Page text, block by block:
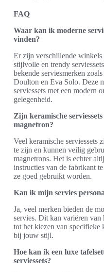
FAQ
Waar kan ik moderne
vinden?
Er zijn verschillende
stijlvolle en trendy
bekende serviesmerken
Doulton en Eva Solo. Deze
serviessets met een modern
gelegenheid.
Zijn keramische
magnetron?
Veel keramische serviessets
te zijn en kunnen veilig
magnetrons. Het is echter
instructies van de fabrikant
ze goed gebruikt worden.
Kan ik mijn servies
Ja, veel merken bieden de
servies. Dit kan variëren van
tot het kiezen van specifieke
bij jouw stijl.
Hoe kan ik een luxe
serviessets?